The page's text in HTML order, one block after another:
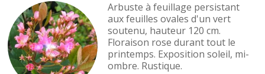
Arbuste à feuillage persistant
aux feuilles ovales d'un vert
soutenu, hauteur 120 cm.
Floraison rose durant tout le
printemps. Exposition soleil, mi-
ombre. Rustique.